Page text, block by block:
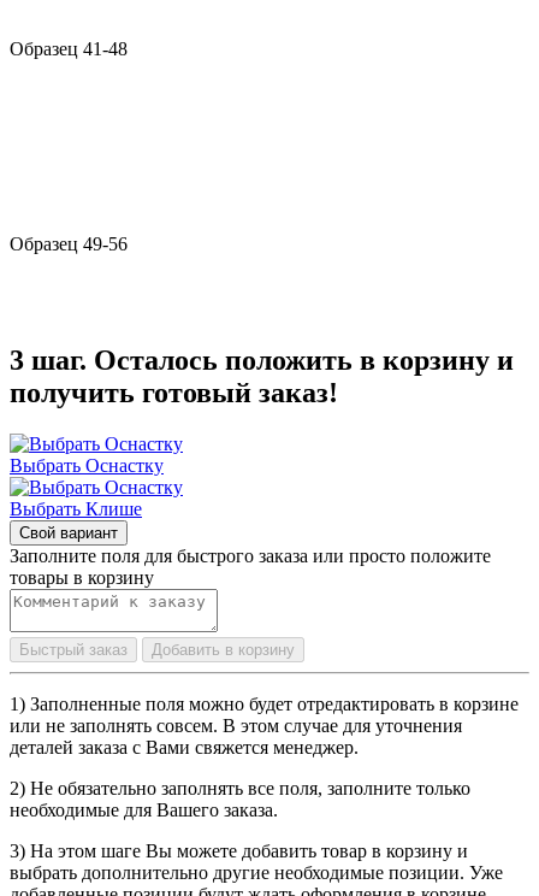
Образец 41-48
Образец 49-56
3 шаг. Осталось положить в корзину и
получить готовый заказ!
Выбрать Оснастку
Выбрать Клише
Свой вариант
Заполните поля для быстрого заказа или просто положите
товары в корзину
Быстрый заказ Добавить в корзину
1) Заполненные поля можно будет отредактировать в корзине
или не заполнять совсем. В этом случае для уточнения
деталей заказа с Вами свяжется менеджер.
2) Не обязательно заполнять все поля, заполните только
необходимые для Вашего заказа.
3) На этом шаге Вы можете добавить товар в корзину и
выбрать дополнительно другие необходимые позиции. Уже